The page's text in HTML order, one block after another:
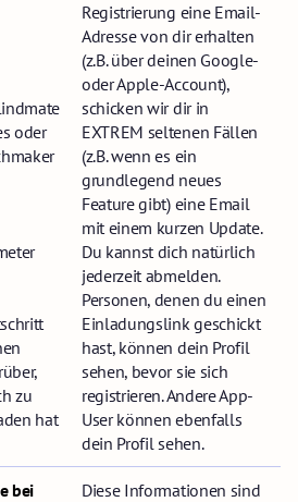
oder
zu
hat
Registrierung eine Email-
Adresse von dir erhalten
(z.B. über deinen Google-
oder Apple-Account),
schicken wir dir in
EXTREM seltenen Fällen
(z.B. wenn es ein
grundlegend neues
Feature gibt) eine Email
mit einem kurzen Update.
Du kannst dich natürlich
jederzeit abmelden.
Personen, denen du einen
Einladungslink geschickt
hast, können dein Profil
sehen, bevor sie sich
registrieren. Andere App-
User können ebenfalls
dein Profil sehen.
bei
Diese Informationen sind